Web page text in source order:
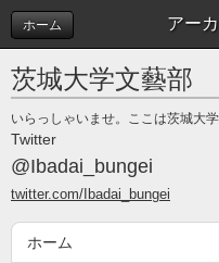
ホーム
茨城大学文藝部
いらっしゃいませ。ここは茨城大
Twitter
@Ibadai_bungei
twitter.com/Ibadai_bungei
ホーム